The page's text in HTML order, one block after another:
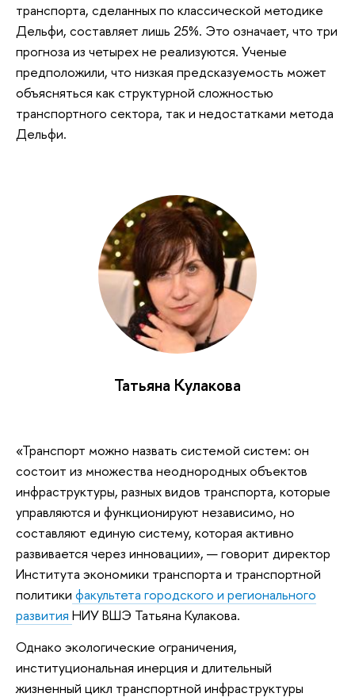
транспорта, сделанных по классической методике
Дельфи, составляет лишь 25%. Это означает, что три
прогноза из четырех не реализуются. Ученые
предположили, что низкая предсказуемость может
объясняться как структурной сложностью
транспортного сектора, так и недостатками метода
Дельфи.
Татьяна Кулакова
«Транспорт можно назвать системой систем: он
состоит из множества неоднородных объектов
инфраструктуры, разных видов транспорта, которые
управляются и функционируют независимо, но
составляют единую систему, которая активно
развивается через инновации», — говорит директор
Института экономики транспорта и транспортной
политики факультета городского и регионального
развития НИУ ВШЭ Татьяна Кулакова.
Однако экологические ограничения,
институциональная инерция и длительный
жизненный цикл транспортной инфраструктуры